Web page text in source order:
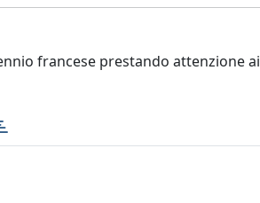
francese prestando attenzione ai